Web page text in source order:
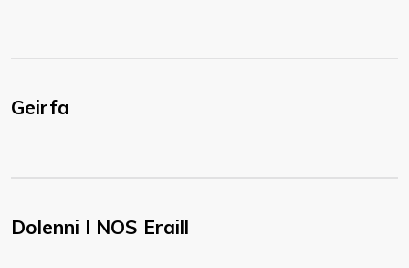
Geirfa
Dolenni I NOS Eraill